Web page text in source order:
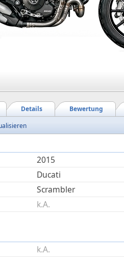
Bewertung
Details
2015
Ducati
Scrambler
k.A.
k.A.